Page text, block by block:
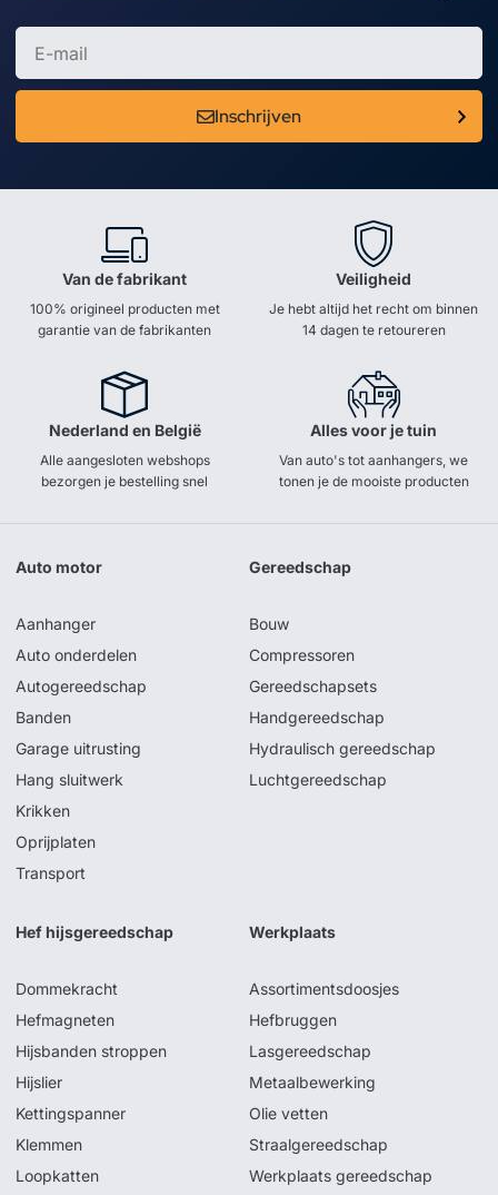
Inschrijven
Van de fabrikant
100% origineel producten met
garantie van de fabrikanten
Veiligheid
Je hebt altijd het recht om binnen
14 dagen te retoureren
Nederland en België
Alle aangesloten webshops
bezorgen je bestelling snel
Alles voor je tuin
Van auto's tot aanhangers, we
tonen je de mooiste producten
Auto motor
Aanhanger
Auto onderdelen
Autogereedschap
Banden
Garage uitrusting
Hang sluitwerk
Krikken
Oprijplaten
Transport
Gereedschap
Bouw
Compressoren
Gereedschapsets
Handgereedschap
Hydraulisch gereedschap
Luchtgereedschap
Hef hijsgereedschap
Dommekracht
Hefmagneten
Hijsbanden stroppen
Hijslier
Kettingspanner
Klemmen
Loopkatten
Werkplaats
Assortimentsdoosjes
Hefbruggen
Lasgereedschap
Metaalbewerking
Olie vetten
Straalgereedschap
Werkplaats gereedschap